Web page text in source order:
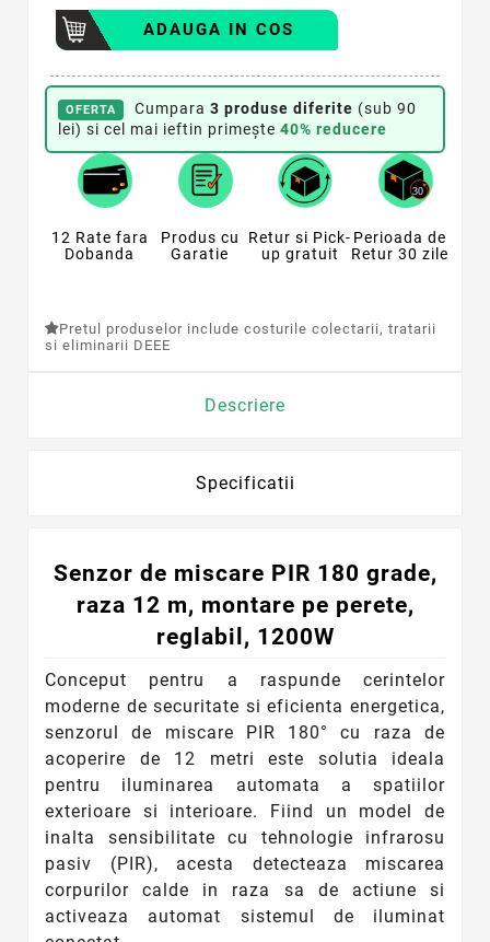
ADAUGA IN COS
OFERTA Cumpara 3 produse diferite (sub 90
lei) si cel mai ieftin primește 40% reducere
12 Rate fara
Dobanda
Produs cu
Garatie
Retur si Pick-
up gratuit
Perioada de
Retur 30 zile
Pretul produselor include costurile colectarii, tratarii
si eliminarii DEEE
Descriere
Specificatii
Senzor de miscare PIR 180 grade,
raza 12 m, montare pe perete,
reglabil, 1200W
Conceput pentru a raspunde cerintelor
moderne de securitate si eficienta energetica,
senzorul de miscare PIR 180° cu raza de
acoperire de 12 metri este solutia ideala
pentru iluminarea automata a spatiilor
exterioare si interioare. Fiind un model de
inalta sensibilitate cu tehnologie infrarosu
pasiv (PIR), acesta detecteaza miscarea
corpurilor calde in raza sa de actiune si
activeaza automat sistemul de iluminat